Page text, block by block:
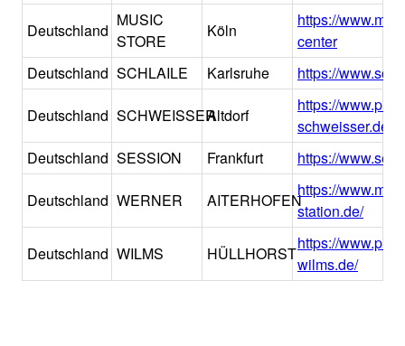
Deutschland
MUSIC
STORE
Köln
https://
center
Deutschland SCHLAILE Karlsruhe https://
Deutschland SCHWEISSERAltdorf
https://
schweisser.de/
Deutschland SESSION Frankfurt https://
Deutschland WERNER AITERHOFEN
https://
station.de/
Deutschland WILMS HÜLLHORST
https://
wilms.de/